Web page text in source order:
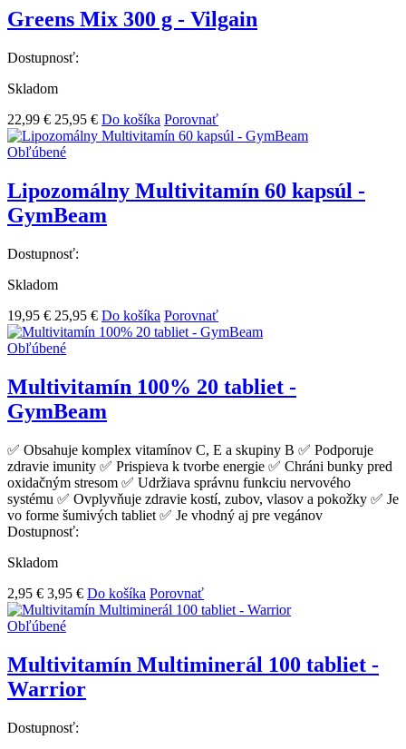
Greens Mix 300 g - Vilgain
Dostupnosť:
Skladom
22,99 € 25,95 € Do košíka Porovnať
Obľúbené
Lipozomálny Multivitamín 60 kapsúl -
GymBeam
Dostupnosť:
Skladom
19,95 € 25,95 € Do košíka Porovnať
Obľúbené
Multivitamín 100% 20 tabliet -
GymBeam
✅ Obsahuje komplex vitamínov C, E a skupiny B ✅ Podporuje
zdravie imunity ✅ Prispieva k tvorbe energie ✅ Chráni bunky pred
oxidačným stresom ✅ Udržiava správnu funkciu nervového
systému ✅ Ovplyvňuje zdravie kostí, zubov, vlasov a pokožky ✅ Je
vo forme šumivých tabliet ✅ Je vhodný aj pre vegánov
Dostupnosť:
Skladom
2,95 € 3,95 € Do košíka Porovnať
Obľúbené
Multivitamín Multiminerál 100 tabliet -
Warrior
Dostupnosť: